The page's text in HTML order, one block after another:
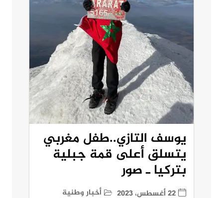
يوسف التازي..طفل مغربي
يتسلق أعلى قمة جبلية
بتركيا ـ صور
22 أغسطس، 2023 أخبار وطنية